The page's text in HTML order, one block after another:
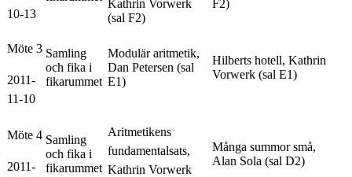
10-13
Kathrin Vorwerk
(sal F2)
F2)
Möte 3
2011-
11-10
Samling
och fika i
fikarummet
Modulär aritmetik,
Dan Petersen (sal
E1)
Hilberts hotell, Kathrin
Vorwerk (sal E1)
Möte 4
2011-
Samling
och fika i
fikarummet
Aritmetikens
fundamentalsats,
Kathrin Vorwerk
Många summor små,
Alan Sola (sal D2)